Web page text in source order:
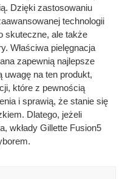
Dzięki zastosowaniu
technologii
skuteczne, ale także
Właściwa pielęgnacja
zapewnią najlepsze
na ten produkt,
które z pewnością
i sprawią, że stanie się
Dlatego, jeżeli
wkłady Gillette Fusion5